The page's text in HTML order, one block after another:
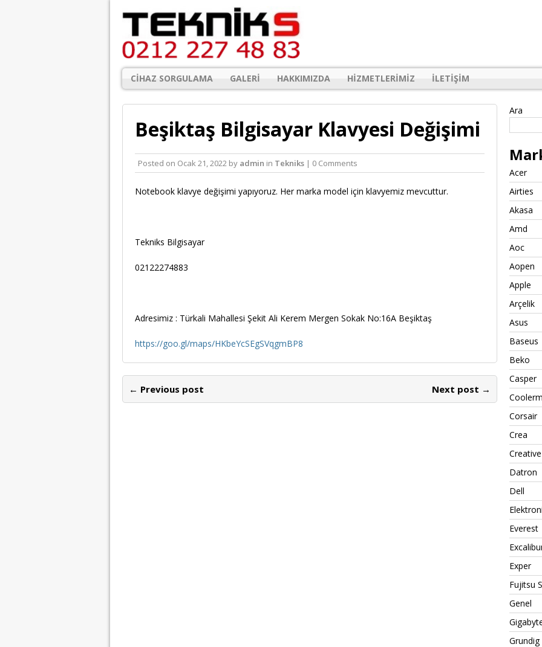
CIHAZ SORGULAMA GALERI HAKKIMIZDA HIZMETLERIMIZ İLETIŞIM
Beşiktaş Bilgisayar Klavyesi Değişimi
Posted on Ocak 21, 2022 by admin in Tekniks | 0 Comments
Notebook klavye değişimi yapıyoruz. Her marka model için klavyemiz mevcuttur.
Tekniks Bilgisayar
02122274883
Adresimiz : Türkali Mahallesi Şekit Ali Kerem Mergen Sokak No:16A Beşiktaş
https://goo.gl/maps/HKbeYcSEgSVqgmBP8
← Previous post Next post →
Ara
Acer
Airties
Akasa
Amd
Aoc
Aopen
Apple
Arçelik
Asus
Baseus
Beko
Casper
Corsair
Crea
Creative
Datron
Dell
Everest
Exper
Fujitsu
Genel
Grundig